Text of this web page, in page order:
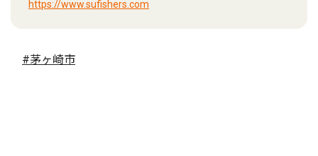
https://www.sufishers.com
#茅ヶ崎市